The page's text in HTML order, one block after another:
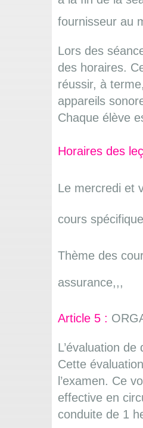
fournisseur au
Lors des
des horaires.
réussir, à
appareils
Chaque élève
Horaires des
Le mercredi et
cours
Thème des
assurance,,,
Article 5 :
L’évaluation
Cette
l’examen. Ce
effective en
conduite de 1